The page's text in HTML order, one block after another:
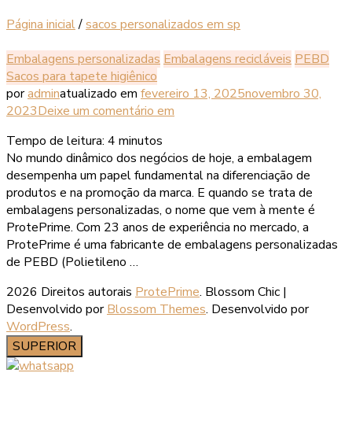
Página inicial/sacos personalizados em sp
Embalagens personalizadas Embalagens recicláveis PEBD
Sacos para tapete higiênico
poradminatualizado em fevereiro 13, 2025novembro 30,
2023Deixe um comentário em
Tempo de leitura: 4 minutos
No mundo dinâmico dos negócios de hoje, a embalagem
desempenha um papel fundamental na diferenciação de
produtos e na promoção da marca. E quando se trata de
embalagens personalizadas, o nome que vem à mente é
ProtePrime. Com 23 anos de experiência no mercado, a
ProtePrime é uma fabricante de embalagens personalizadas
de PEBD (Polietileno …
2026 Direitos autorais ProtePrime. Blossom Chic |
Desenvolvido porBlossom Themes. Desenvolvido por
WordPress.
SUPERIOR